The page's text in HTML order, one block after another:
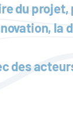
du projet,
la
des